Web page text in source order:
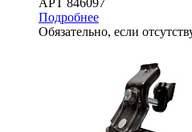
АРТ 846097
Подробнее
Обязательно, если